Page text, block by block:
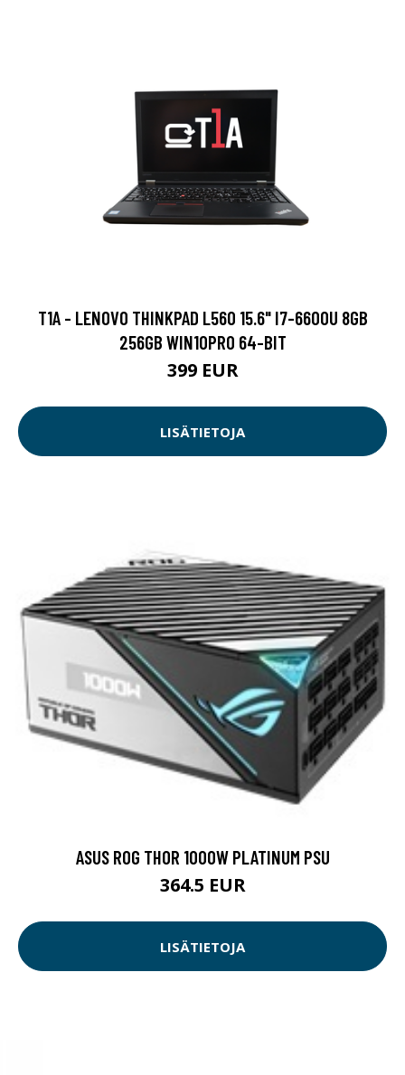
T1A - LENOVO THINKPAD L560 15.6" I7-6600U 8GB
256GB WIN10PRO 64-BIT
399 EUR
LISÄTIETOJA
ASUS ROG THOR 1000W PLATINUM PSU
364.5 EUR
LISÄTIETOJA